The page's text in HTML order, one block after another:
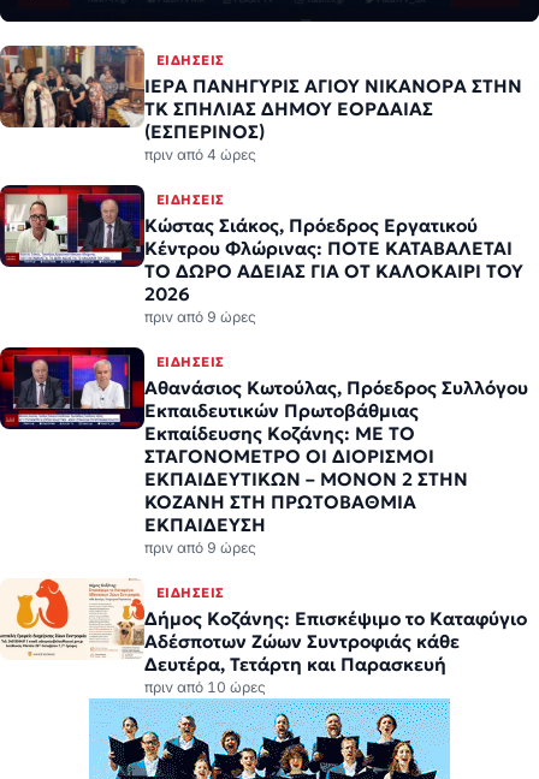
ΙΕΡΑ ΠΑΝΗΓΥΡΙΣ ΑΓΙΟΥ ΝΙΚΑΝΟΡΑ ΣΤΗΝ
ΤΚ ΣΠΗΛΙΑΣ ΔΗΜΟΥ ΕΟΡΔΑΙΑΣ
(ΕΣΠΕΡΙΝΟΣ)
πριν από 4 ώρες
Κώστας Σιάκος, Πρόεδρος Εργατικού
Κέντρου Φλώρινας: ΠΟΤΕ ΚΑΤΑΒΑΛΕΤΑΙ
ΤΟ ΔΩΡΟ ΑΔΕΙΑΣ ΓΙΑ ΟΤ ΚΑΛΟΚΑΙΡΙ ΤΟΥ
2026
πριν από 9 ώρες
Αθανάσιος Κωτούλας, Πρόεδρος Συλλόγου
Εκπαιδευτικών Πρωτοβάθμιας
Εκπαίδευσης Κοζάνης: ΜΕ ΤΟ
ΣΤΑΓΟΝΟΜΕΤΡΟ ΟΙ ΔΙΟΡΙΣΜΟΙ
ΕΚΠΑΙΔΕΥΤΙΚΩΝ – ΜΟΝΟΝ 2 ΣΤΗΝ
ΚΟΖΑΝΗ ΣΤΗ ΠΡΩΤΟΒΑΘΜΙΑ
ΕΚΠΑΙΔΕΥΣΗ
πριν από 9 ώρες
Δήμος Κοζάνης: Επισκέψιμο το Καταφύγιο
Αδέσποτων Ζώων Συντροφιάς κάθε
Δευτέρα, Τετάρτη και Παρασκευή
πριν από 10 ώρες